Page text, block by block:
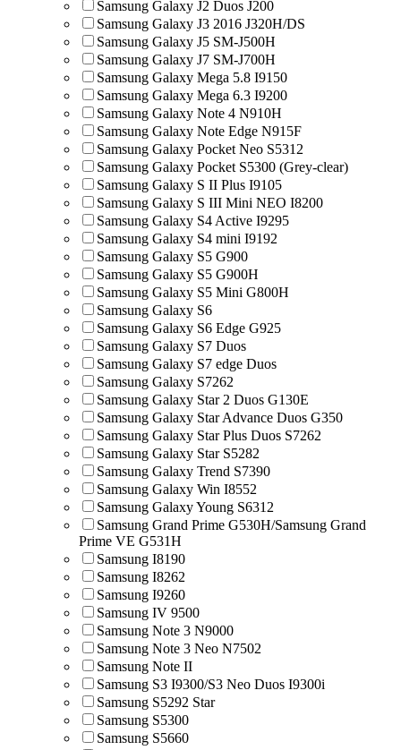
Samsung Galaxy J2 Duos J200
Samsung Galaxy J3 2016 J320H/DS
Samsung Galaxy J5 SM-J500H
Samsung Galaxy J7 SM-J700H
Samsung Galaxy Mega 5.8 I9150
Samsung Galaxy Mega 6.3 I9200
Samsung Galaxy Note 4 N910H
Samsung Galaxy Note Edge N915F
Samsung Galaxy Pocket Neo S5312
Samsung Galaxy Pocket S5300 (Grey-clear)
Samsung Galaxy S II Plus I9105
Samsung Galaxy S III Mini NEO I8200
Samsung Galaxy S4 Active I9295
Samsung Galaxy S4 mini I9192
Samsung Galaxy S5 G900
Samsung Galaxy S5 G900H
Samsung Galaxy S5 Mini G800H
Samsung Galaxy S6
Samsung Galaxy S6 Edge G925
Samsung Galaxy S7 Duos
Samsung Galaxy S7 edge Duos
Samsung Galaxy S7262
Samsung Galaxy Star 2 Duos G130E
Samsung Galaxy Star Advance Duos G350
Samsung Galaxy Star Plus Duos S7262
Samsung Galaxy Star S5282
Samsung Galaxy Trend S7390
Samsung Galaxy Win I8552
Samsung Galaxy Young S6312
Samsung Grand Prime G530H/Samsung Grand
Prime VE G531H
Samsung I8190
Samsung I8262
Samsung I9260
Samsung IV 9500
Samsung Note 3 N9000
Samsung Note 3 Neo N7502
Samsung Note II
Samsung S3 I9300/S3 Neo Duos I9300i
Samsung S5292 Star
Samsung S5300
Samsung S5660